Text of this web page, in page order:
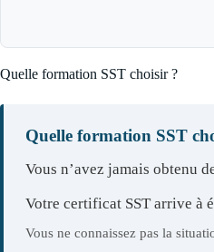
Quelle formation SST choisir ?
Quelle formation SST
Vous n’avez jamais obtenu
Votre certificat SST arrive à
Vous ne connaissez pas la